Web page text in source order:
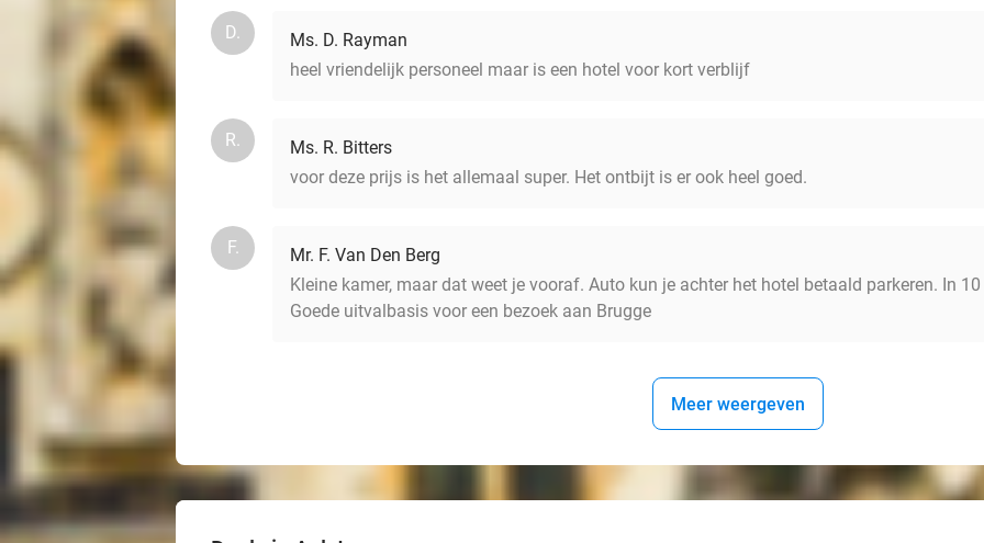
D.
Ms. D. Rayman
heel vriendelijk personeel maar is een hotel voor kort verblijf
R.
Ms. R. Bitters
voor deze prijs is het allemaal super. Het ontbijt is er ook heel goed.
F.
Mr. F. Van Den Berg
Kleine kamer, maar dat weet je vooraf. Auto kun je achter het hotel betaald parkeren. In
Goede uitvalbasis voor een bezoek aan Brugge
Meer weergeven